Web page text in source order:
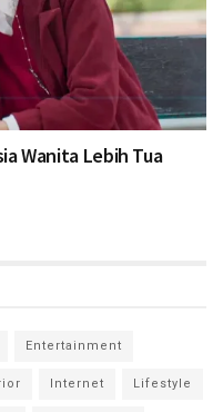
Wanita Lebih Tua
Entertainment
Internet Lifestyle